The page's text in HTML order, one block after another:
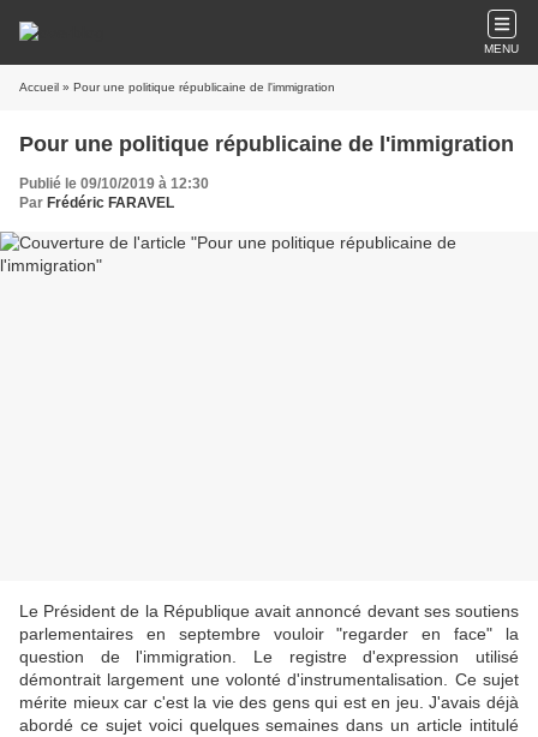
MENU
Accueil » Pour une politique républicaine de l'immigration
Pour une politique républicaine de l'immigration
Publié le 09/10/2019 à 12:30
Par Frédéric FARAVEL
Le Président de la République avait annoncé devant ses soutiens
parlementaires en septembre vouloir "regarder en face" la
question de l'immigration. Le registre d'expression utilisé
démontrait largement une volonté d'instrumentalisation. Ce sujet
mérite mieux car c'est la vie des gens qui est en jeu. J'avais déjà
abordé ce sujet voici quelques semaines dans un article intitulé